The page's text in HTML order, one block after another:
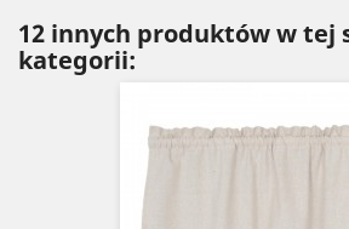
12 innych produktów w tej
kategorii: